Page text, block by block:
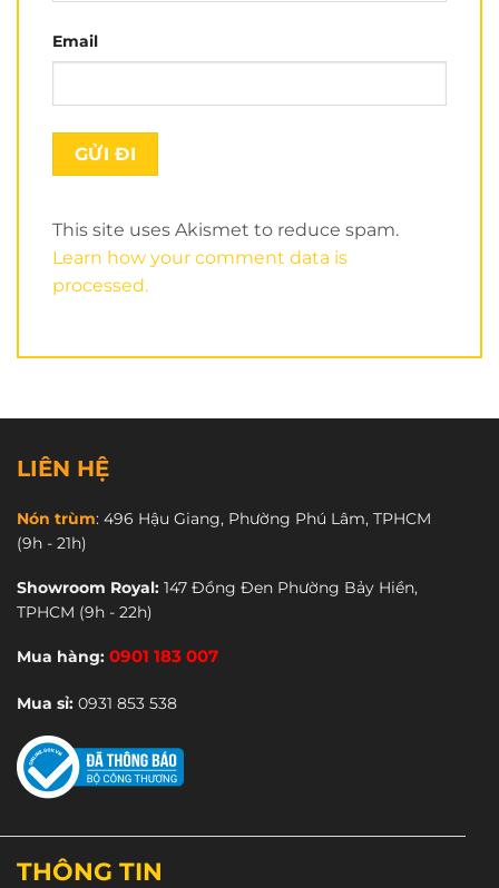
Zalo: 0901 183 007
Nhượng quyền: 0935 425 504
Email
This site uses Akismet to reduce spam.
Learn how your comment data is
processed.
LIÊN HỆ
Nón trùm: 496 Hậu Giang, Phường Phú Lâm, TPHCM
(9h - 21h)
Showroom Royal: 147 Đồng Đen Phường Bảy Hiền,
TPHCM (9h - 22h)
Mua hàng: 0901 183 007
Mua sỉ: 0931 853 538
THÔNG TIN